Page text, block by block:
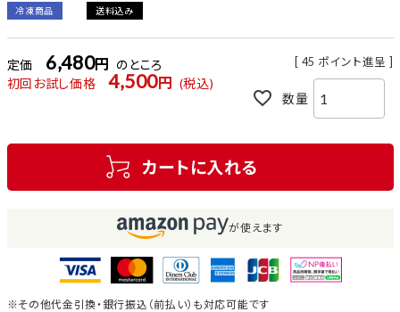
冷凍商品 送料込み
定価 6,480
のところ
初回お試し価格
4,500 税込
[ 45 ポイント進呈 ]
カートに入れる
が使えます
※その他代金引換・銀行振込（前払い）も対応可能です